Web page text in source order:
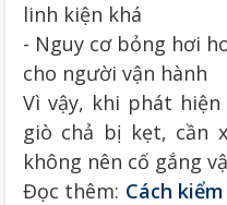
linh kiện khá
- Nguy cơ bỏng hơi
cho người vận hành
Vì vậy, khi phát
giò chả bị kẹt, cần
không nên cố gắng
Đọc thêm: Cách